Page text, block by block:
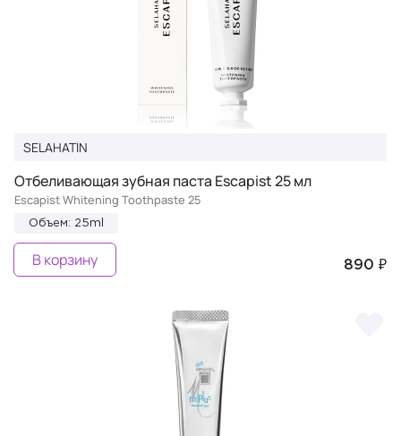
SELAHATIN
Отбеливающая зубная паста Escapist 25 мл
Escapist Whitening Toothpaste 25
Объем: 25ml
890 ₽
В корзину